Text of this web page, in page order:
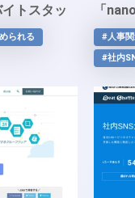
トスタッ
快適なコ
牢なセキ
られる
「
課題
#人事
#社内